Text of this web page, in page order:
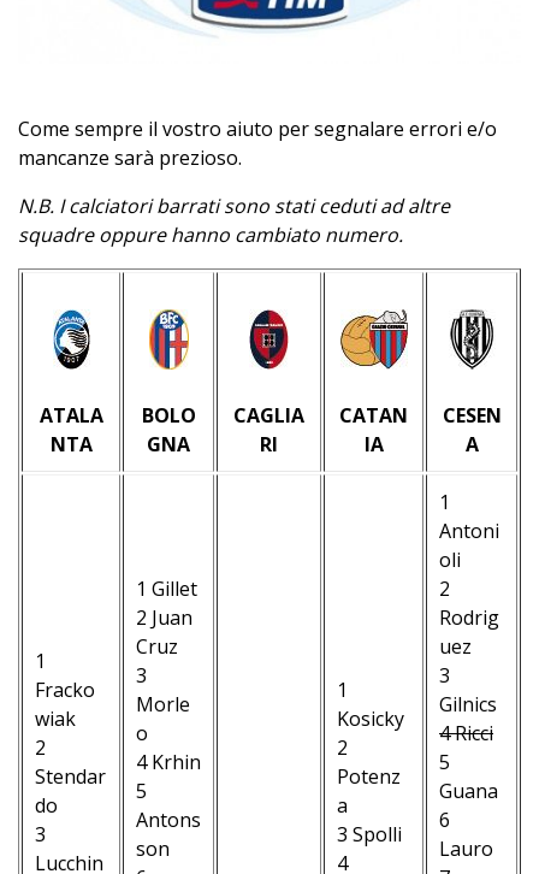
Come sempre il vostro aiuto per segnalare errori e/o
mancanze sarà prezioso.
N.B. I calciatori barrati sono stati ceduti ad altre
squadre oppure hanno cambiato numero.
ATALA
NTA
BOLO
GNA
CAGLIA
RI
CATAN
IA
CESEN
A
1
Fracko
wiak
2
Stendar
do
3
Lucchin
1 Gillet
2 Juan
Cruz
3
Morle
o
4 Krhin
5
Antons
son
1
Kosicky
2
Potenz
a
3 Spolli
4
1
Antoni
oli
2
Rodrig
uez
3
Gilnics
4 Ricci
5
Guana
6
Lauro